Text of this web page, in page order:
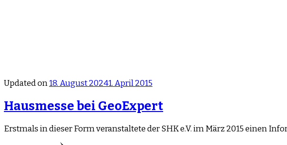
Updated on18. August 20241. April 2015
Hausmesse bei GeoExpert
Erstmals in dieser Form veranstaltete der SHK e.V. im März 2015 einen